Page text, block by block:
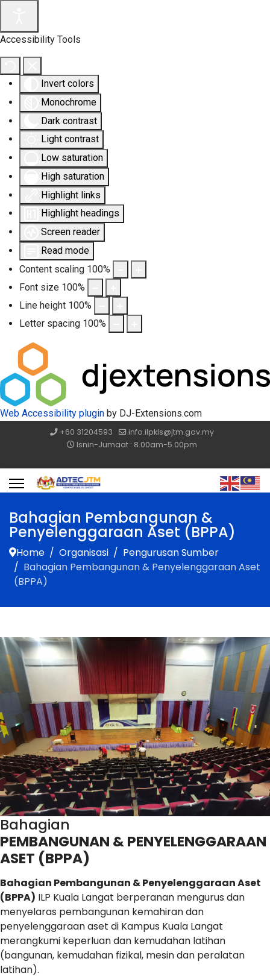
Accessibility Tools
Invert colors
Monochrome
Dark contrast
Light contrast
Low saturation
High saturation
Highlight links
Highlight headings
Screen reader
Read mode
Content scaling 100%
Font size 100%
Line height 100%
Letter spacing 100%
Web Accessibility plugin by DJ-Extensions.com
+60 31204593
info.ilpkls@jtm.gov.my
Isnin-Jumaat : 8.00am-5.00pm
Bahagian Pembangunan &
Penyelenggaraan Aset (BPPA)
Home Organisasi
Pengurusan Sumber
Bahagian Pembangunan & Penyelenggaraan Aset
(BPPA)
Bahagian
PEMBANGUNAN & PENYELENGGARAAN
ASET (BPPA)
Bahagian Pembangunan & Penyelenggaraan Aset
(BPPA) ILP Kuala Langat berperanan mengurus dan
menyelaras pembangunan kemahiran dan
penyelenggaraan aset di Kampus Kuala Langat
merangkumi keperluan dan kemudahan latihan
(bangunan, kemudahan fizikal, mesin dan peralatan
latihan).